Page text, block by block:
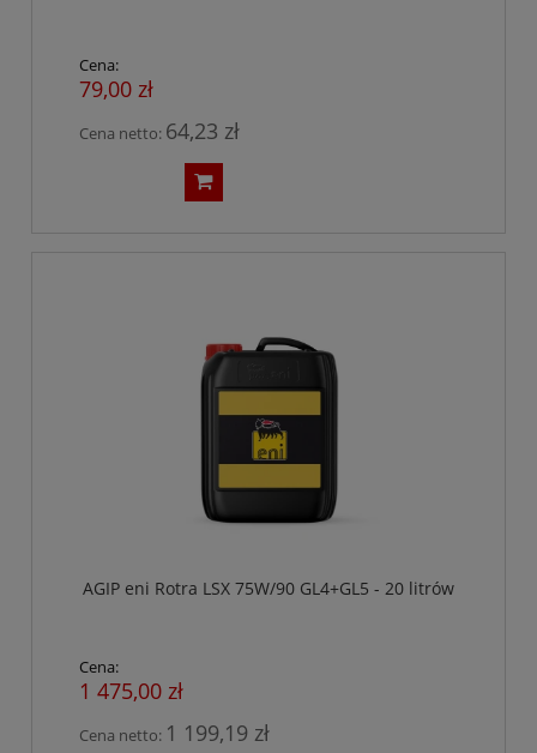
Cena:
79,00 zł
Cena netto: 64,23 zł
AGIP eni Rotra LSX 75W/90 GL4+GL5 - 20 litrów
Cena:
1 475,00 zł
Cena netto: 1 199,19 zł